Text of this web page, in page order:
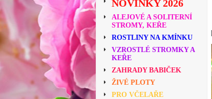
NOVINKY 2026
ALEJOVÉ A SOLITERNÍ
STROMY, KEŘE
ROSTLINY NA KMÍNKU
VZROSTLÉ STROMKY A
KEŘE
ZAHRADY BABIČEK
ŽIVÉ PLOTY
PRO VČELAŘE